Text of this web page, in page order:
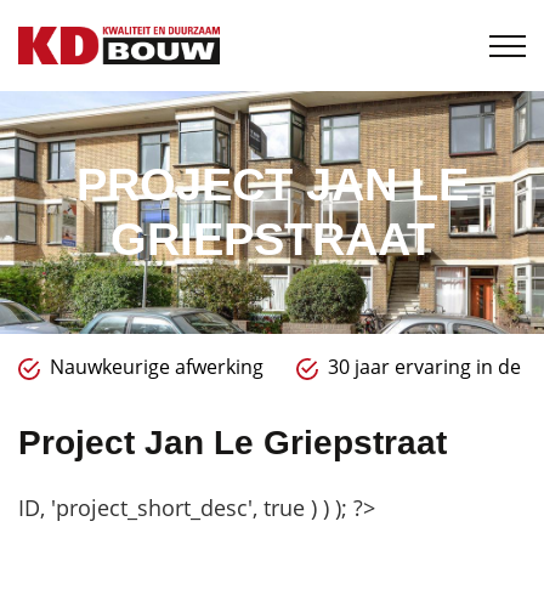
PROJECT JAN LE
GRIEPSTRAAT
Nauwkeurige afwerking 30 jaar ervaring in de
Project Jan Le Griepstraat
ID, 'project_short_desc', true ) ) ); ?>